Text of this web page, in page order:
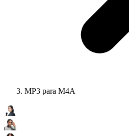
MP3 para M4A